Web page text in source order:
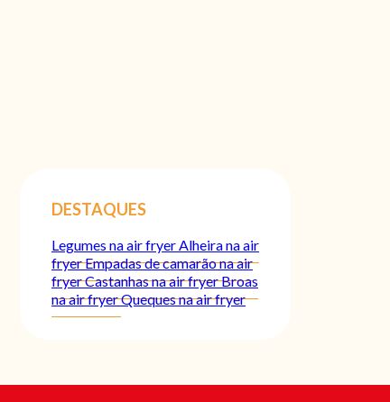
DESTAQUES
Legumes na air fryerAlheira na air
fryerEmpadas de camarão na air
fryerCastanhas na air fryerBroas
na air fryerQueques na air fryer